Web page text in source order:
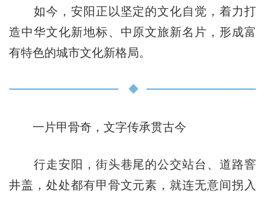
如今，安阳正以坚定的文化自觉，着力打
造中华文化新地标、中原文旅新名片，形成富
有特色的城市文化新格局。
一片甲骨奇，文字传承贯古今
行走安阳，街头巷尾的公交站台、道路窨
井盖，处处都有甲骨文元素，就连无意间拐入